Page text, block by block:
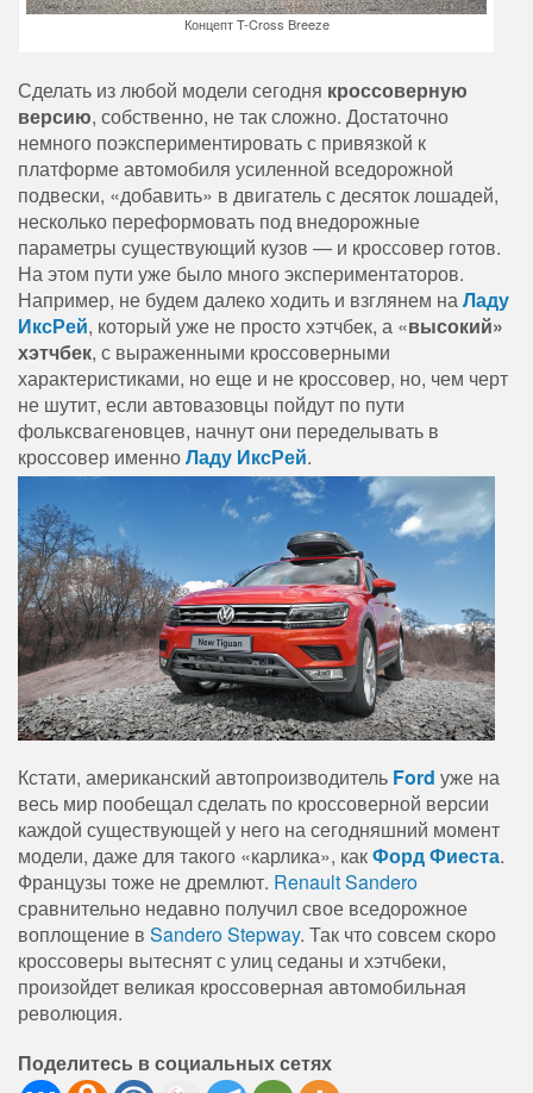
Концепт T-Cross Breeze
Сделать из любой модели сегодня кроссоверную
версию, собственно, не так сложно. Достаточно
немного поэкспериментировать с привязкой к
платформе автомобиля усиленной вседорожной
подвески, «добавить» в двигатель с десяток лошадей,
несколько переформовать под внедорожные
параметры существующий кузов — и кроссовер готов.
На этом пути уже было много экспериментаторов.
Например, не будем далеко ходить и взглянем наЛаду
ИксРей, который уже не просто хэтчбек, а «высокий»
хэтчбек, с выраженными кроссоверными
характеристиками, но еще и не кроссовер, но, чем черт
не шутит, если автовазовцы пойдут по пути
фольксвагеновцев, начнут они переделывать в
кроссовер именноЛаду ИксРей.
Кстати, американский автопроизводитель Ford уже на
весь мир пообещал сделать по кроссоверной версии
каждой существующей у него на сегодняшний момент
модели, даже для такого «карлика», какФорд Фиеста.
Французы тоже не дремлют. Renault Sandero
сравнительно недавно получил свое вседорожное
воплощение в Sandero Stepway. Так что совсем скоро
кроссоверы вытеснят с улиц седаны и хэтчбеки,
произойдет великая кроссоверная автомобильная
революция.
Поделитесь в социальных сетях